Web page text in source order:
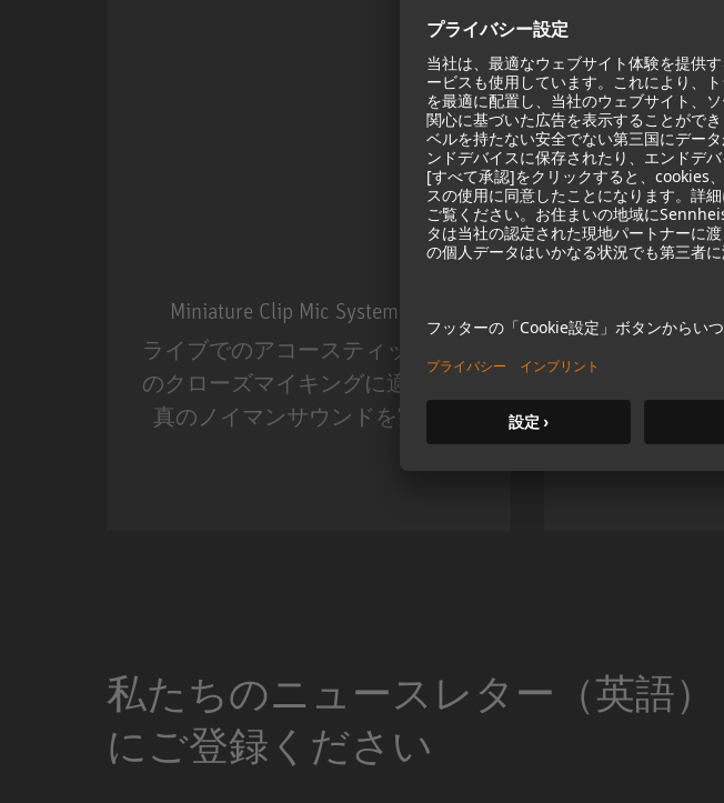
Miniature Clip Mic System MCM
ライブでのアコースティック楽器
のクローズマイキングに適した、
真のノイマンサウンドを実現。
ターは、より
い解像度、
ベルに引き
私たちのニュースレター（英語）
にご登録ください